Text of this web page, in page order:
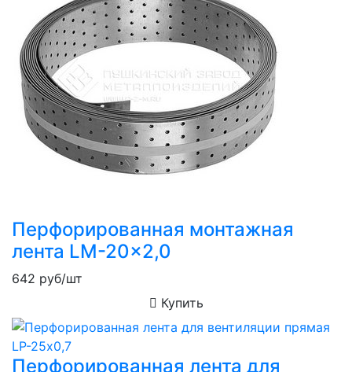
Перфорированная монтажная
лента LM-20x2,0
642 руб/шт
Купить
Перфорированная лента для